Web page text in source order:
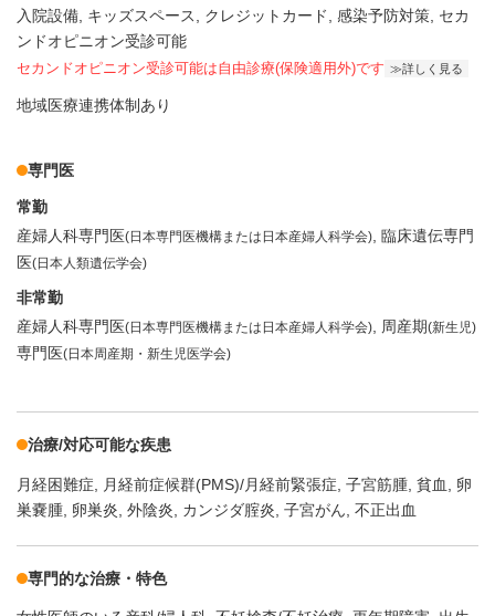
入院設備 キッズスペース クレジットカード 感染予防対策 セカ
ンドオピニオン受診可能
セカンドオピニオン受診可能は自由診療(保険適用外)です 詳しく見る
地域医療連携体制あり
専門医
常勤
産婦人科専門医(日本専門医機構または日本産婦人科学会) 臨床遺伝専門
医(日本人類遺伝学会)
非常勤
産婦人科専門医(日本専門医機構または日本産婦人科学会) 周産期(新生児)
専門医(日本周産期・新生児医学会)
治療/対応可能な疾患
月経困難症 月経前症候群(PMS)/月経前緊張症 子宮筋腫 貧血
卵
巣嚢腫 卵巣炎 外陰炎 カンジダ腟炎 子宮がん 不正出血
専門的な治療・特色